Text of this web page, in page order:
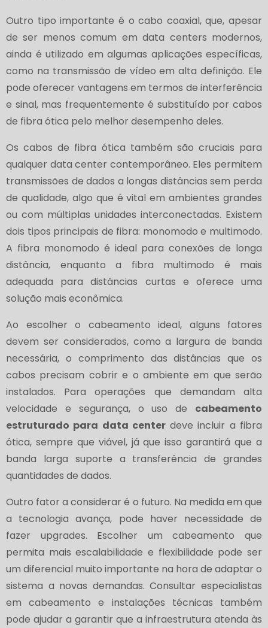
Outro tipo importante é o cabo coaxial, que, apesar
de ser menos comum em data centers modernos,
ainda é utilizado em algumas aplicações específicas,
como na transmissão de vídeo em alta definição. Ele
pode oferecer vantagens em termos de interferência
e sinal, mas frequentemente é substituído por cabos
de fibra ótica pelo melhor desempenho deles.
Os cabos de fibra ótica também são cruciais para
qualquer data center contemporâneo. Eles permitem
transmissões de dados a longas distâncias sem perda
de qualidade, algo que é vital em ambientes grandes
ou com múltiplas unidades interconectadas. Existem
dois tipos principais de fibra: monomodo e multimodo.
A fibra monomodo é ideal para conexões de longa
distância, enquanto a fibra multimodo é mais
adequada para distâncias curtas e oferece uma
solução mais econômica.
Ao escolher o cabeamento ideal, alguns fatores
devem ser considerados, como a largura de banda
necessária, o comprimento das distâncias que os
cabos precisam cobrir e o ambiente em que serão
instalados. Para operações que demandam alta
velocidade e segurança, o uso de cabeamento
estruturado para data centerdeve incluir a fibra
ótica, sempre que viável, já que isso garantirá que a
banda larga suporte a transferência de grandes
quantidades de dados.
Outro fator a considerar é o futuro. Na medida em que
a tecnologia avança, pode haver necessidade de
fazer upgrades. Escolher um cabeamento que
permita mais escalabilidade e flexibilidade pode ser
um diferencial muito importante na hora de adaptar o
sistema a novas demandas. Consultar especialistas
em cabeamento e instalações técnicas também
pode ajudar a garantir que a infraestrutura atenda às